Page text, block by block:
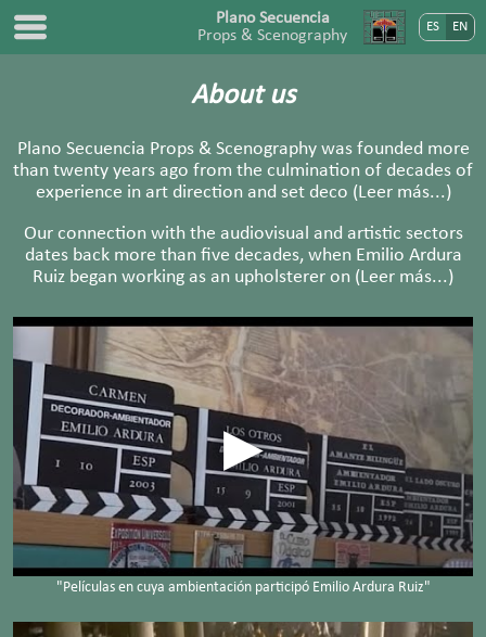
Plano Secuencia
Props & Scenography
ES EN
About us
Plano Secuencia Props & Scenography was founded more
than twenty years ago from the culmination of decades of
experience in art direction and set deco (Leer más...)
Our connection with the audiovisual and artistic sectors
dates back more than five decades, when Emilio Ardura
Ruiz began working as an upholsterer on (Leer más...)
"Películas en cuya ambientación participó Emilio Ardura Ruiz"